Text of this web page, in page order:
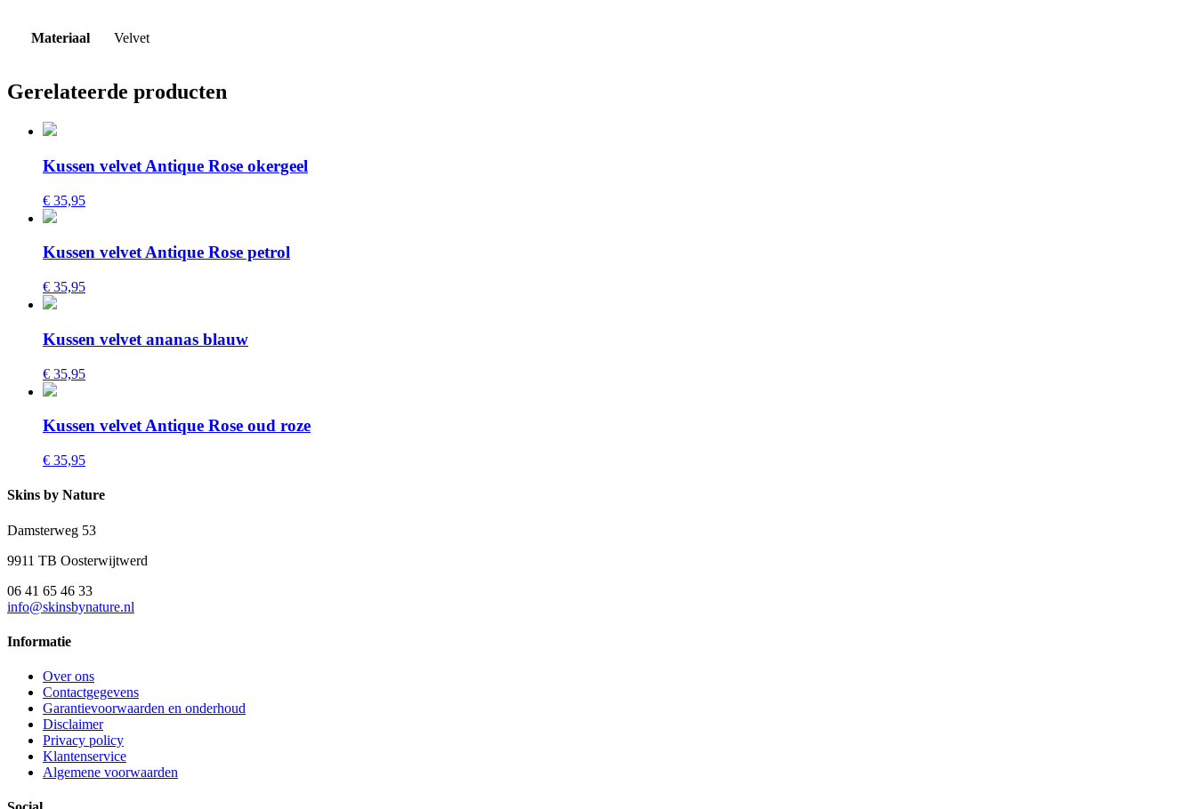
Materiaal Velvet
Gerelateerde producten
Kussen velvet Antique Rose okergeel
€ 35,95
Kussen velvet Antique Rose petrol
€ 35,95
Kussen velvet ananas blauw
€ 35,95
Kussen velvet Antique Rose oud roze
€ 35,95
Skins by Nature
Damsterweg 53
9911 TB Oosterwijtwerd
06 41 65 46 33
info@skinsbynature.nl
Informatie
Over ons
Contactgegevens
Garantievoorwaarden en onderhoud
Disclaimer
Privacy policy
Klantenservice
Algemene voorwaarden